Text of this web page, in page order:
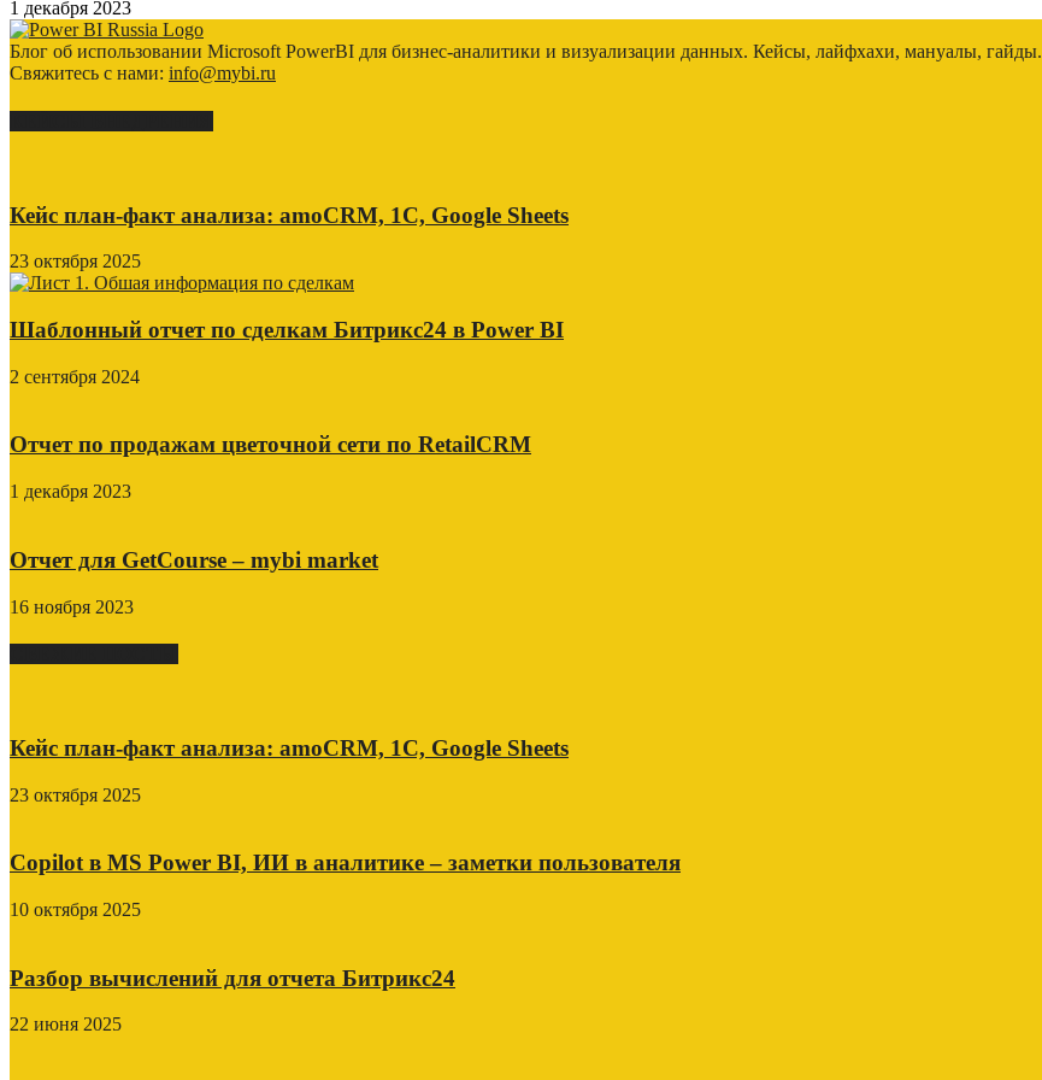
1 декабря 2023
Блог об использовании Microsoft PowerBI для бизнес-аналитики и визуализации данных. Кейсы, лайфхахи, мануалы, гайды.
Свяжитесь с нами: info@mybi.ru
Кейс план-факт анализа: amoCRM, 1C, Google Sheets
23 октября 2025
Шаблонный отчет по сделкам Битрикс24 в Power BI
2 сентября 2024
Отчет по продажам цветочной сети по RetailCRM
1 декабря 2023
Отчет для GetCourse – mybi market
16 ноября 2023
Кейс план-факт анализа: amoCRM, 1C, Google Sheets
23 октября 2025
Copilot в MS Power BI, ИИ в аналитике – заметки пользователя
10 октября 2025
Разбор вычислений для отчета Битрикс24
22 июня 2025